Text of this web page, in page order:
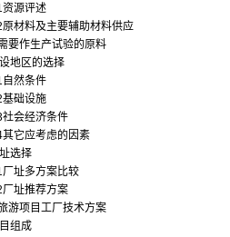
源评述
材料及主要辅助材料供应
要作生产试验的原料
地区的选择
然条件
础设施
会经济条件
它应考虑的因素
选择
址多方案比较
址推荐方案
游项目工厂技术方案
组成